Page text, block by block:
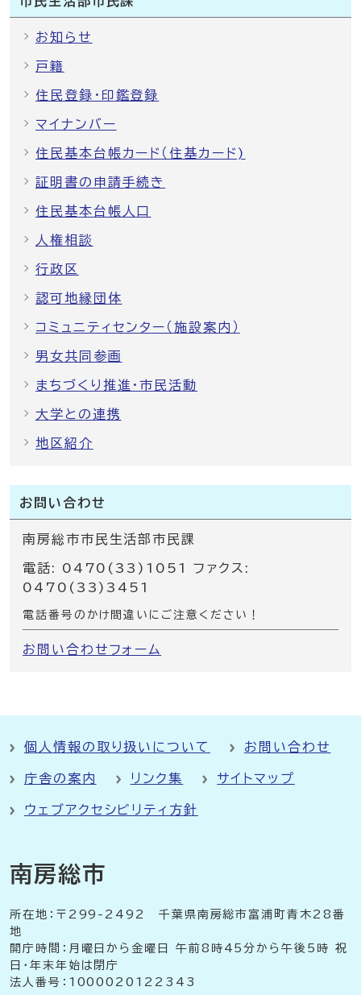
お知らせ
戸籍
住民登録・印鑑登録
マイナンバー
住民基本台帳カード（住基カード)
証明書の申請手続き
住民基本台帳人口
人権相談
行政区
認可地縁団体
コミュニティセンター（施設案内）
男女共同参画
まちづくり推進・市民活動
大学との連携
地区紹介
お問い合わせ
南房総市市民生活部市民課
電話: 0470(33)1051 ファクス:
0470(33)3451
電話番号のかけ間違いにご注意ください！
お問い合わせフォーム
個人情報の取り扱いについて お問い合わせ
庁舎の案内 リンク集 サイトマップ
ウェブアクセシビリティ方針
南房総市
所在地：〒299-2492 千葉県南房総市富浦町青木28番
地
開庁時間：月曜日から金曜日 午前8時45分から午後5時 祝
日・年末年始は閉庁
法人番号：1000020122343